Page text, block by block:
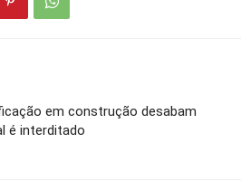
em construção desabam
é interditado